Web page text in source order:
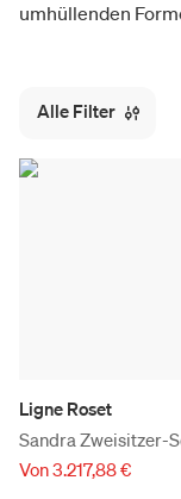
umhüllenden
Alle Filter
Ligne Roset
Sandra Zweisitzer-
Von 3.217,88 €